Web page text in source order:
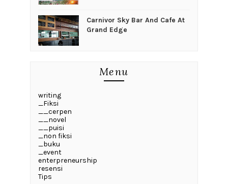
Carnivor Sky Bar And Cafe At
Grand Edge
Menu
writing
_Fiksi
__cerpen
__novel
__puisi
_non fiksi
_buku
_event
enterpreneurship
resensi
Tips